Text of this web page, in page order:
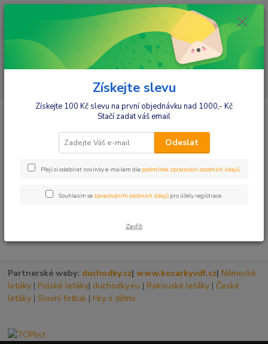
ks
za 0,00 Kč
Kojenecké potřeby Šidítka,cumlíky
Šidítka,cumlíky
Šidítka,cumlíky
Partnerské weby: duchodky.cz|www.kocarkyvdf.cz| Německé
letáky | Polské letáky| duchodky.eu | Rakouské letáky | České
letáky | Slovní fotbal | Hry s dětmi
Získejte slevu
Získejte 100 Kč slevu na první objednávku nad 1000,- Kč
Stačí zadat váš email
Odeslat
Přeji si odebírat novinky e-mailem dle podmínek zpracování osobních údajů.
Souhlasím se zpracováním osobních údajů pro účely registrace.
Zavřít